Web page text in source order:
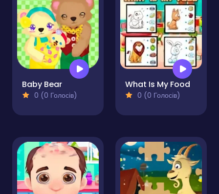
Baby Bear
0 (0 Голосів)
What Is My Food
0 (0 Голосів)